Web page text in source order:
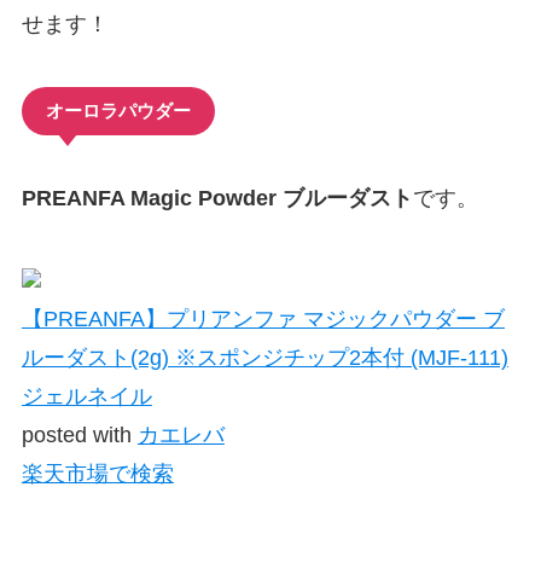
せます！
オーロラパウダー
PREANFA Magic Powder ブルーダスト です。
【PREANFA】プリアンファ マジックパウダー ブ
ルーダスト(2g) ※スポンジチップ2本付 (MJF-111)
ジェルネイル
posted with カエレバ
楽天市場で検索